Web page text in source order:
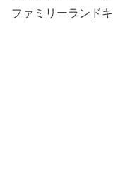
ファミリーランド